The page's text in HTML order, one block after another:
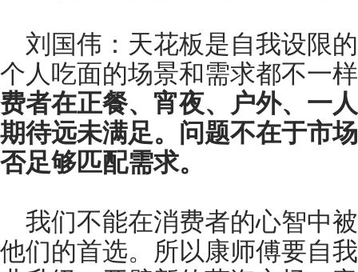
刘国伟：天花板是自我设限
个人吃面的场景和需求都不一
费者在正餐、宵夜、户外、一
期待远未满足。问题不在于市
否足够匹配需求。
我们不能在消费者的心智中
他们的首选。所以康师傅要自